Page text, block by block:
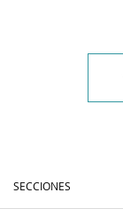
SECCIONES